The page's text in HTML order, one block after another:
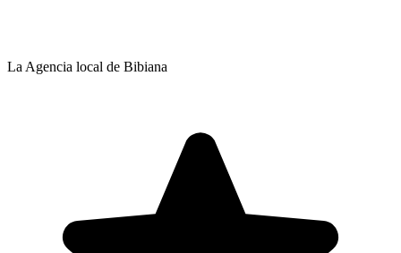
La Agencia local de Bibiana